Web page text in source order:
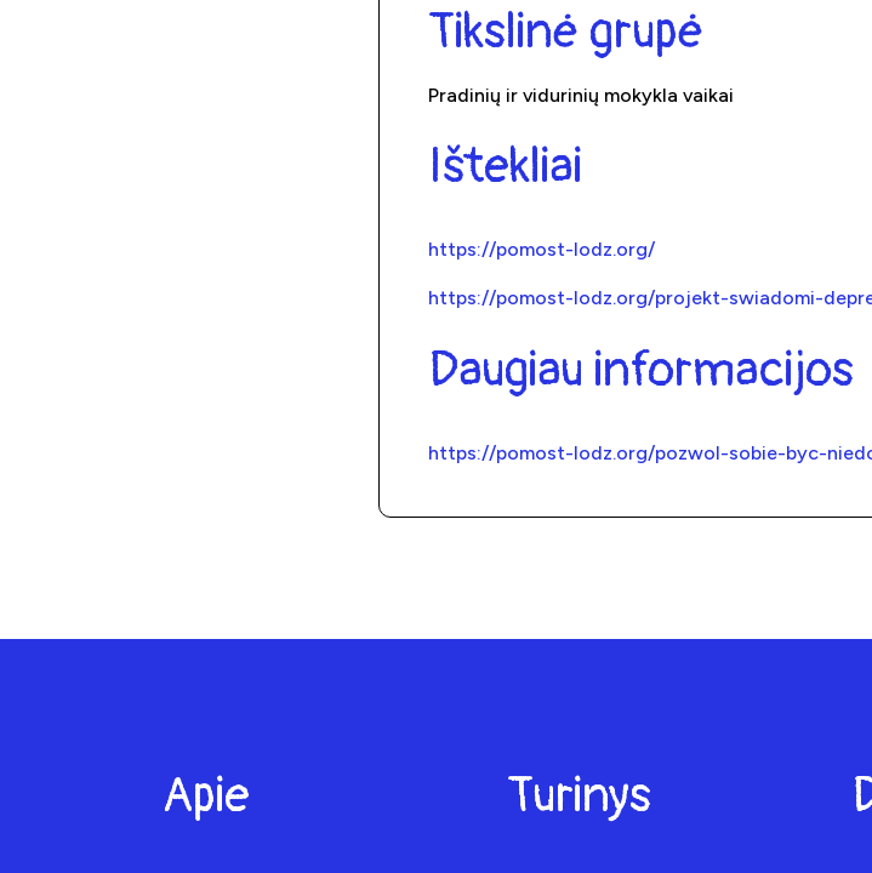
Tikslinė grupė
Pradinių ir vidurinių mokykla vaikai
Ištekliai
https://pomost-lodz.org/
https://pomost-lodz.org/projekt-swiadomi-
Daugiau informacijos
https://pomost-lodz.org/pozwol-sobie-byc-
Apie Turinys